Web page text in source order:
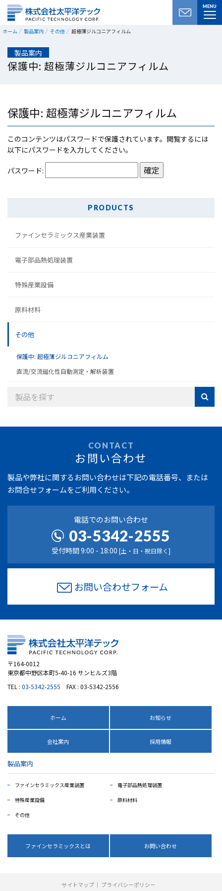
MENU
ホーム 製品案内 その他 超極薄ジルコニアフィルム
製品案内
保護中: 超極薄ジルコニアフィルム
保護中: 超極薄ジルコニアフィルム
このコンテンツはパスワードで保護されています。閲覧するには
以下にパスワードを入力してください。
パスワード:
PRODUCTS
ファインセラミックス産業装置
電子部品熱処理装置
特殊産業設備
原料材料
その他
保護中: 超極薄ジルコニアフィルム
直流/交流磁化性自動測定・解析装置
CONTACT
お問い合わせ
製品や弊社に関するお問い合わせは下記の電話番号、または
お問合せフォームをご利用ください。
電話でのお問い合わせ
03-5342-2555
受付時間 9:00 - 18:00 [土・日・祝日除く]
お問い合わせフォーム
〒164-0012
東京都中野区本町5-40-16 サンヒルズ3階
TEL : 03-5342-2555 FAX : 03-5342-2556
ホーム お知らせ
会社案内 採用情報
製品案内
ファインセラミックス産業装置
電子部品熱処理装置
特殊産業設備
原料材料
その他
ファインセラミックスとは お問い合わせ
サイトマップ プライバシーポリシー